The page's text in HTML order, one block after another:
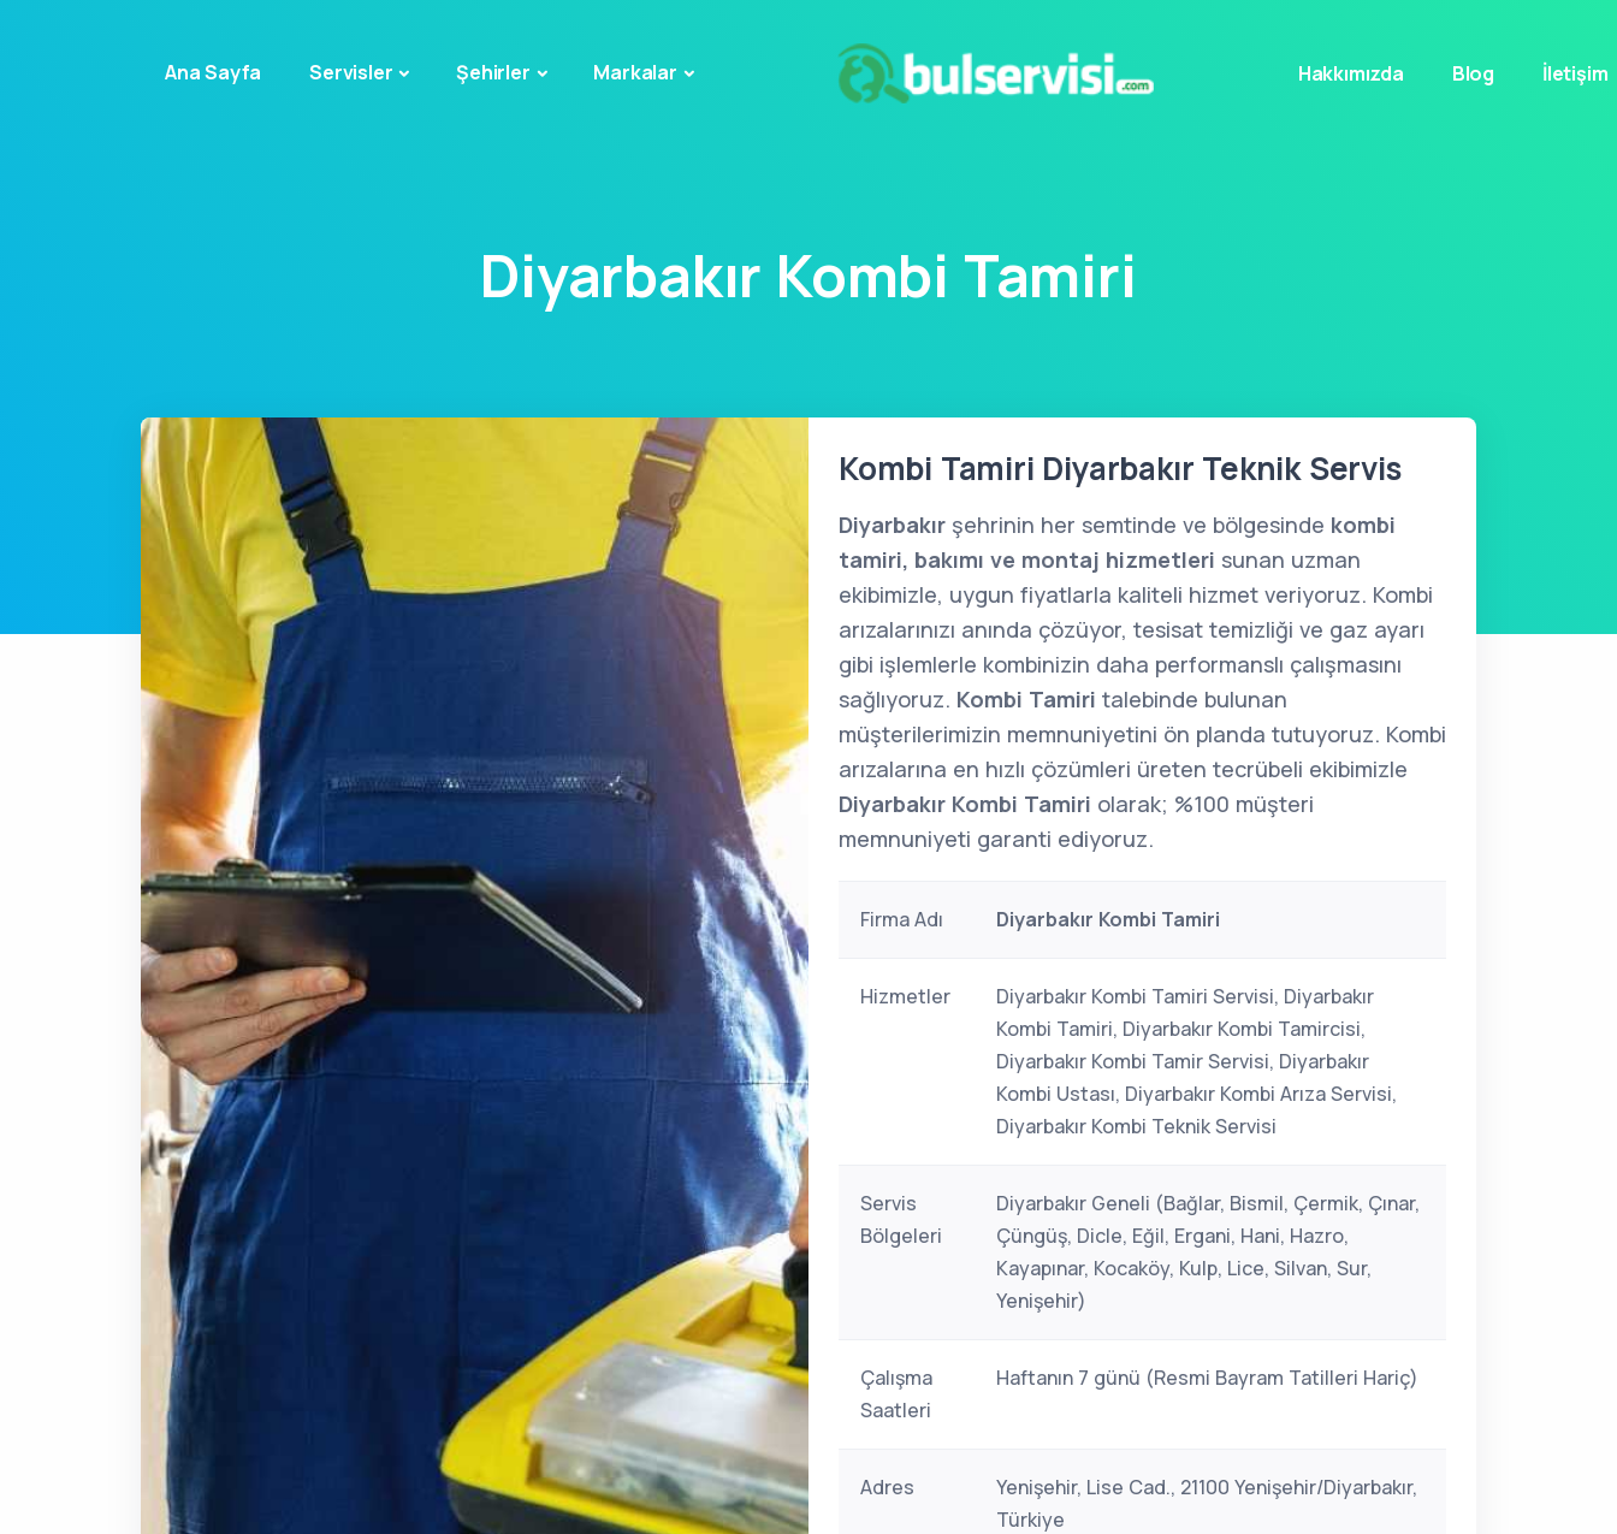
Ana Sayfa Servisler Şehirler Markalar Hakkımızda Blog İletişim
Diyarbakır Kombi Tamiri
Kombi Tamiri Diyarbakır Teknik Servis
Diyarbakır şehrinin her semtinde ve bölgesinde kombi
tamiri, bakımı ve montaj hizmetleri sunan uzman
ekibimizle, uygun fiyatlarla kaliteli hizmet veriyoruz. Kombi
arızalarınızı anında çözüyor, tesisat temizliği ve gaz ayarı
gibi işlemlerle kombinizin daha performanslı çalışmasını
sağlıyoruz. Kombi Tamiri talebinde bulunan
müşterilerimizin memnuniyetini ön planda tutuyoruz. Kombi
arızalarına en hızlı çözümleri üreten tecrübeli ekibimizle
Diyarbakır Kombi Tamiri olarak; %100 müşteri
memnuniyeti garanti ediyoruz.
Firma Adı Diyarbakır Kombi Tamiri
Hizmetler
Diyarbakır Kombi Tamiri Servisi, Diyarbakır
Kombi Tamiri, Diyarbakır Kombi Tamircisi,
Diyarbakır Kombi Tamir Servisi, Diyarbakır
Kombi Ustası, Diyarbakır Kombi Arıza Servisi,
Diyarbakır Kombi Teknik Servisi
Servis
Bölgeleri
Diyarbakır Geneli (Bağlar, Bismil, Çermik, Çınar,
Çüngüş, Dicle, Eğil, Ergani, Hani, Hazro,
Kayapınar, Kocaköy, Kulp, Lice, Silvan, Sur,
Yenişehir)
Çalışma
Saatleri
Haftanın 7 günü (Resmi Bayram Tatilleri Hariç)
Adres
Yenişehir, Lise Cad., 21100 Yenişehir/Diyarbakır,
Türkiye